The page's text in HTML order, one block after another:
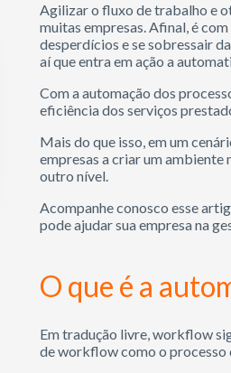
Agilizar o fluxo de trabalho e
muitas empresas. Afinal, é
desperdícios e se sobressair
aí que entra em ação a
Com a automação dos
eficiência dos serviços
Mais do que isso, em um
empresas a criar um
outro nível.
Acompanhe conosco esse
pode ajudar sua empresa na
O que é a
Em tradução livre, workflow
de workflow como o processo